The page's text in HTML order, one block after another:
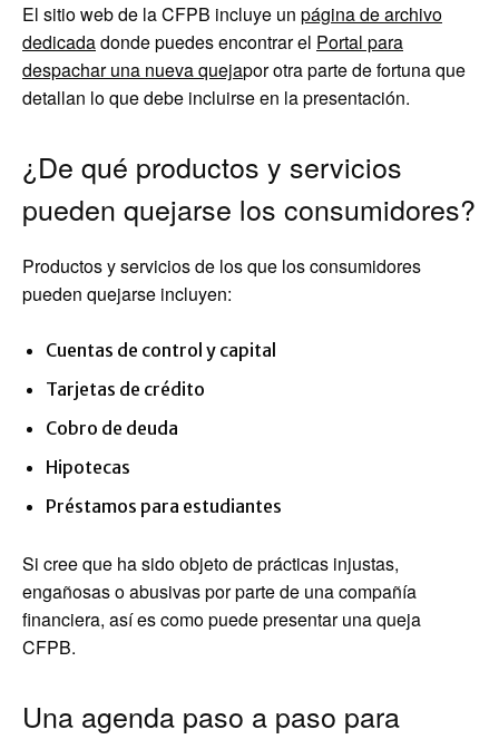
El sitio web de la CFPB incluye un página de archivo
dedicadadonde puedes encontrar el Portal para
despachar una nueva quejapor otra parte de fortuna que
detallan lo que debe incluirse en la presentación.
¿De qué productos y servicios
pueden quejarse los consumidores?
Productos y servicios de los que los consumidores
pueden quejarse incluyen:
Cuentas de control y capital
Tarjetas de crédito
Cobro de deuda
Hipotecas
Préstamos para estudiantes
Si cree que ha sido objeto de prácticas injustas,
engañosas o abusivas por parte de una compañía
financiera, así es como puede presentar una queja
CFPB.
Una agenda paso a paso para